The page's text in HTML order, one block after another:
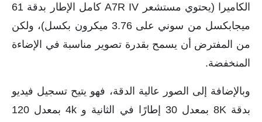
الكاميرا (يحتوي مستشعر A7R IV كامل الإطار بدقة 61
ميجابكسل من سوني على 3.76 ميكرون بكسل)، ولكن
من المفترض أن يسمح بقدرة تصوير مناسبة في الإضاءة
المنخفضة.
وبالإضافة إلى الصور عالية الدقة، فهو يتيح تسجيل فيديو
بدقة 8K بمعدل 30 إطارًا في الثانية و 4k بمعدل 120